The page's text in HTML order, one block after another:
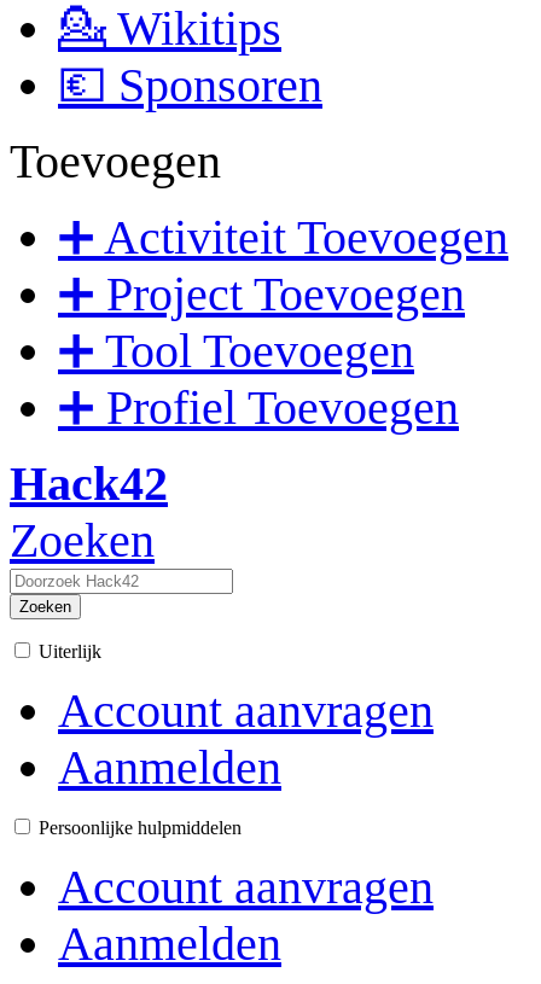
💁 Wikitips
💶 Sponsoren
Toevoegen
➕ Activiteit Toevoegen
➕ Project Toevoegen
➕ Tool Toevoegen
➕ Profiel Toevoegen
Hack42
Zoeken
Zoeken
Uiterlijk
Account aanvragen
Aanmelden
Persoonlijke hulpmiddelen
Account aanvragen
Aanmelden